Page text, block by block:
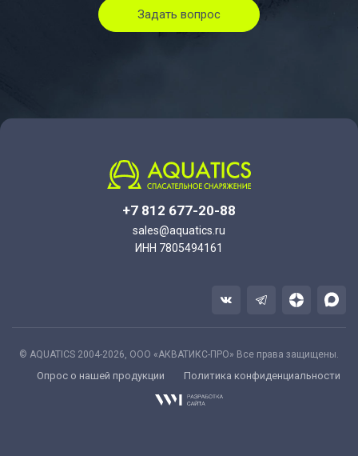
Задать вопрос
+7 812 677-20-88
sales@aquatics.ru
ИНН 7805494161
© AQUATICS 2004-2026, ООО «АКВАТИКС-ПРО» Все права защищены.
Опрос о нашей продукции Политика конфиденциальности